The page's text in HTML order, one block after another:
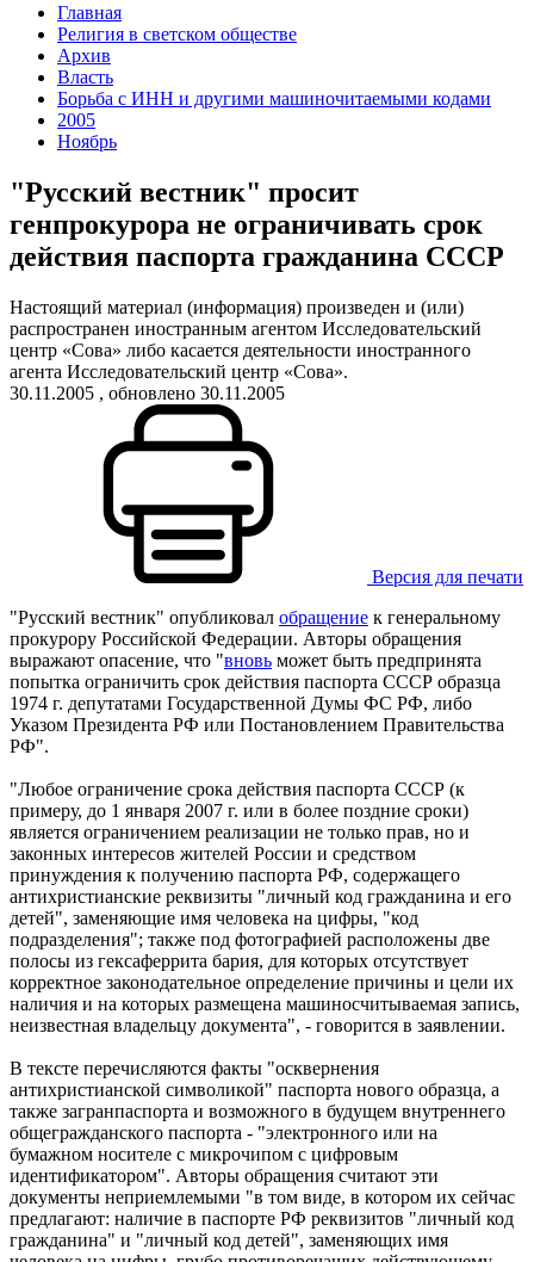
Главная
Религия в светском обществе
Архив
Власть
Борьба с ИНН и другими машиночитаемыми кодами
2005
Ноябрь
"Русский вестник" просит
генпрокурора не ограничивать срок
действия паспорта гражданина СССР
Настоящий материал (информация) произведен и (или)
распространен иностранным агентом Исследовательский
центр «Сова» либо касается деятельности иностранного
агента Исследовательский центр «Сова».
30.11.2005 , обновлено 30.11.2005
Версия для печати
"Русский вестник" опубликовал обращение к генеральному
прокурору Российской Федерации. Авторы обращения
выражают опасение, что "вновь может быть предпринята
попытка ограничить срок действия паспорта СССР образца
1974 г. депутатами Государственной Думы ФС РФ, либо
Указом Президента РФ или Постановлением Правительства
РФ".
"Любое ограничение срока действия паспорта СССР (к
примеру, до 1 января 2007 г. или в более поздние сроки)
является ограничением реализации не только прав, но и
законных интересов жителей России и средством
принуждения к получению паспорта РФ, содержащего
антихристианские реквизиты "личный код гражданина и его
детей", заменяющие имя человека на цифры, "код
подразделения"; также под фотографией расположены две
полосы из гексаферрита бария, для которых отсутствует
корректное законодательное определение причины и цели их
наличия и на которых размещена машиносчитываемая запись,
неизвестная владельцу документа", - говорится в заявлении.
В тексте перечисляются факты "осквернения
антихристианской символикой" паспорта нового образца, а
также загранпаспорта и возможного в будущем внутреннего
общегражданского паспорта - "электронного или на
бумажном носителе с микрочипом с цифровым
идентификатором". Авторы обращения считают эти
документы неприемлемыми "в том виде, в котором их сейчас
предлагают: наличие в паспорте РФ реквизитов "личный код
гражданина" и "личный код детей", заменяющих имя